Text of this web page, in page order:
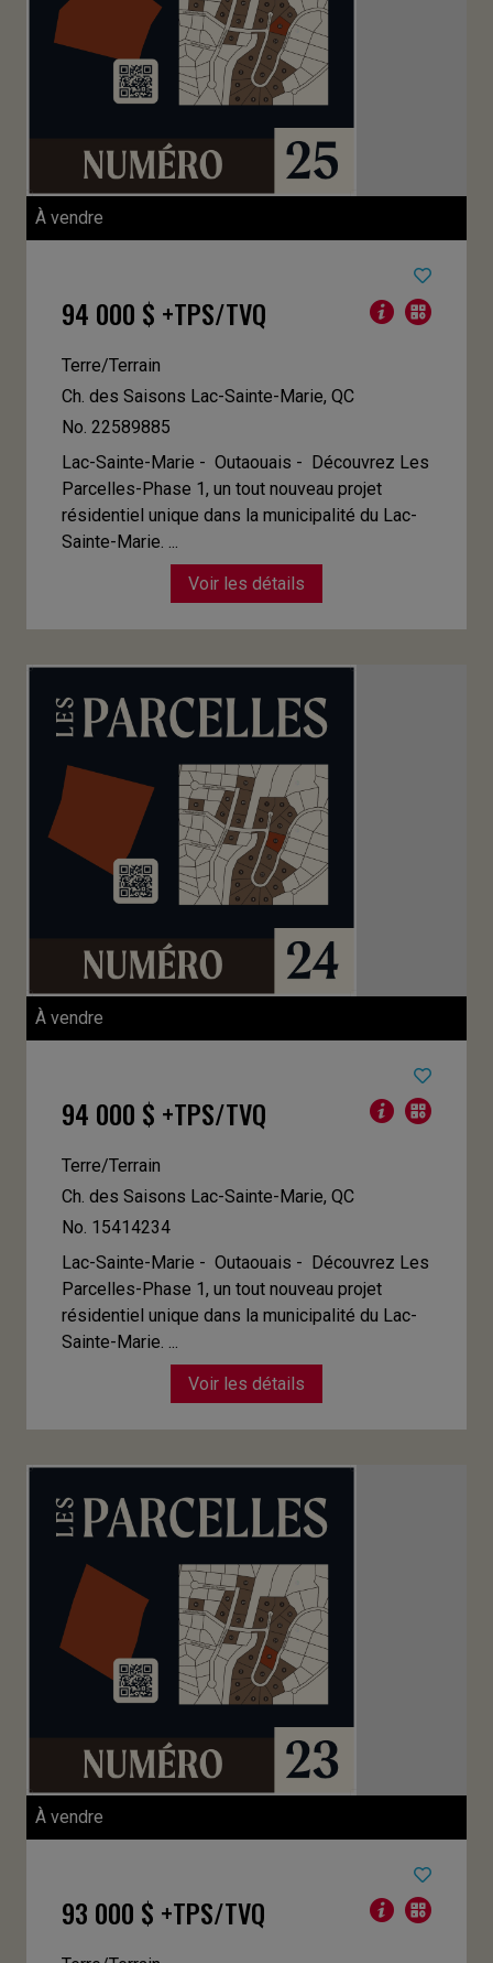
À vendre
94 000 $ +TPS/TVQ
Terre/Terrain
Ch. des Saisons Lac-Sainte-Marie, QC
No. 22589885
Lac-Sainte-Marie - Outaouais -
Découvrez Les
Parcelles-Phase 1, un tout nouveau projet
résidentiel unique dans la municipalité du Lac-
Sainte-Marie. ...
Voir les détails
À vendre
94 000 $ +TPS/TVQ
Terre/Terrain
Ch. des Saisons Lac-Sainte-Marie, QC
No. 15414234
Lac-Sainte-Marie - Outaouais - Découvrez Les
Parcelles-Phase 1, un tout nouveau projet
résidentiel unique dans la municipalité du Lac-
Sainte-Marie. ...
Voir les détails
À vendre
93 000 $ +TPS/TVQ